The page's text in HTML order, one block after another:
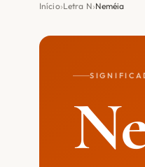
Início Letra N Neméia